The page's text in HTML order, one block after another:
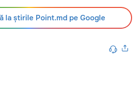
la știrile Point.md pe Google